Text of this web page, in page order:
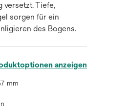
versetzt. Tiefe,
sorgen für ein
des Bogens.
anzeigen
mm